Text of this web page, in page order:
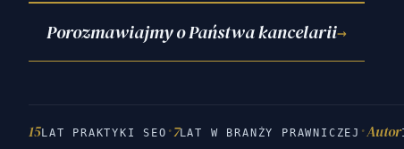
Porozmawiajmy o Państwa kancelarii→
15LAT PRAKTYKI SEO ·7LAT W BRANŻY PRAWNICZEJ ·Autor